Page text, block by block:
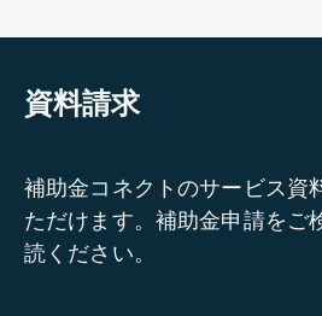
資料請求
補助金コネクトのサービス資
ただけます。補助金申請をご
読ください。